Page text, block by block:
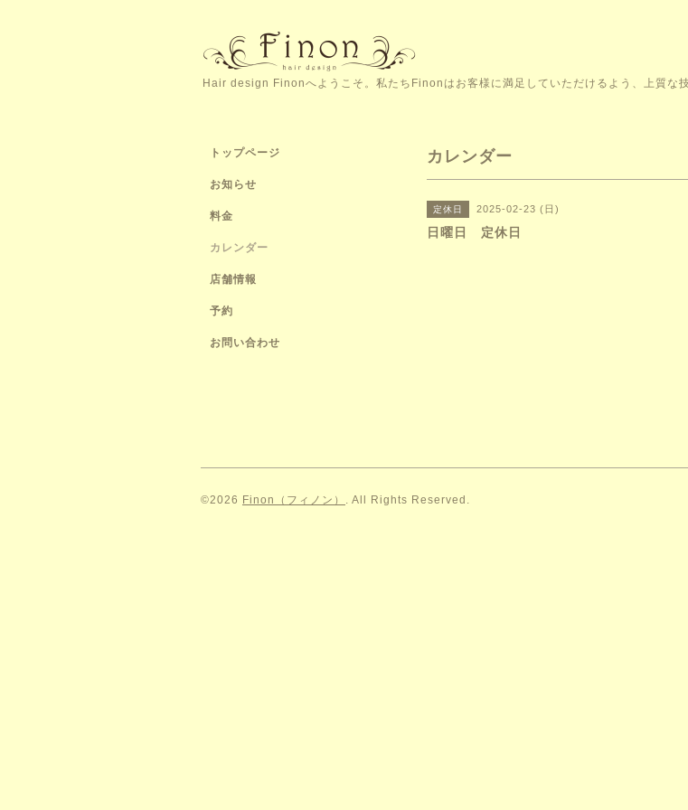
Hair design Finonへようこそ。私たちFinonはお客様に満足していただけるよう、上質な
カレンダー
定休日 2025-02-23 (日)
日曜日 定休日
トップページ
お知らせ
料金
カレンダー
店舗情報
予約
お問い合わせ
©2026 Finon（フィノン） . All Rights Reserved.